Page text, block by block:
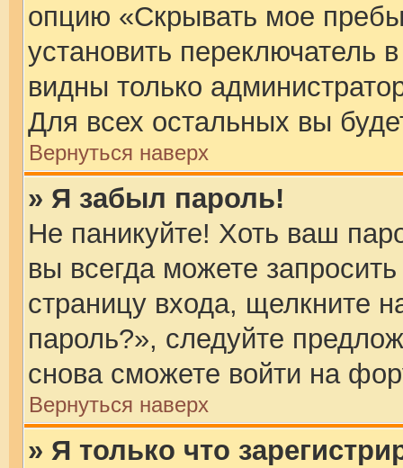
опцию «Скрывать мое
установить переключатель
видны только
Для всех остальных вы
Вернуться наверх
» Я забыл пароль!
Не паникуйте! Хоть ваш
вы всегда можете
страницу входа, щелкните
пароль?», следуйте
снова сможете войти на
Вернуться наверх
» Я только что